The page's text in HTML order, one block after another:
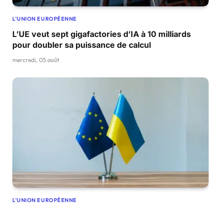
L'UNION EUROPÉENNE
L’UE veut sept gigafactories d’IA à 10 milliards
pour doubler sa puissance de calcul
mercredi, 05 août
L'UNION EUROPÉENNE